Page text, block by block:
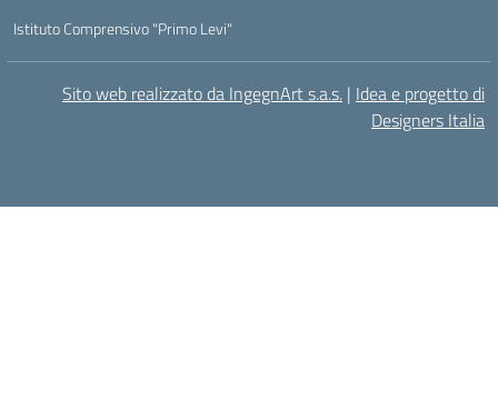
Istituto Comprensivo "Primo Levi"
Sito web realizzato da IngegnArt s.a.s. | Idea e progetto di
Designers Italia